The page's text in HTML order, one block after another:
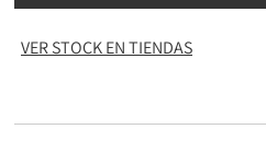
VER STOCK EN TIENDAS